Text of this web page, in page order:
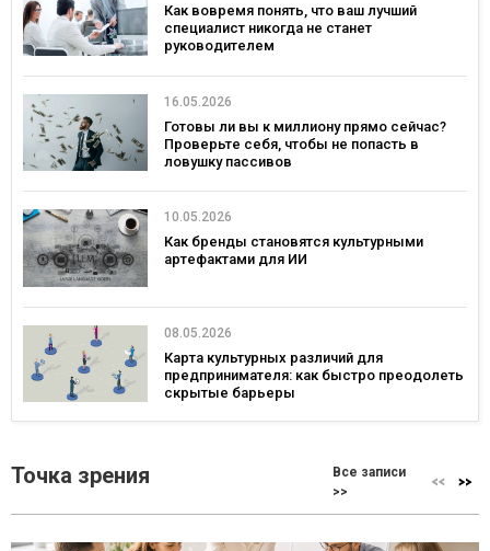
Как вовремя понять, что ваш лучший
специалист никогда не станет
руководителем
16.05.2026
Готовы ли вы к миллиону прямо сейчас?
Проверьте себя, чтобы не попасть в
ловушку пассивов
10.05.2026
Как бренды становятся культурными
артефактами для ИИ
08.05.2026
Карта культурных различий для
предпринимателя: как быстро преодолеть
скрытые барьеры
Точка зрения
Все записи
>>